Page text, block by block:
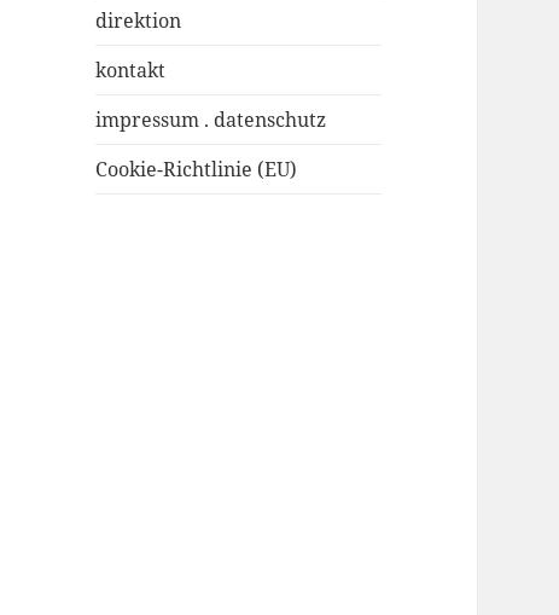
direktion
kontakt
impressum . datenschutz
Cookie-Richtlinie (EU)